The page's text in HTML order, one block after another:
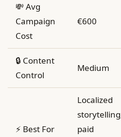
💸 Avg
Campaign
Cost
€600
🔒 Content
Control
Medium
⚡ Best For
Localized
paid